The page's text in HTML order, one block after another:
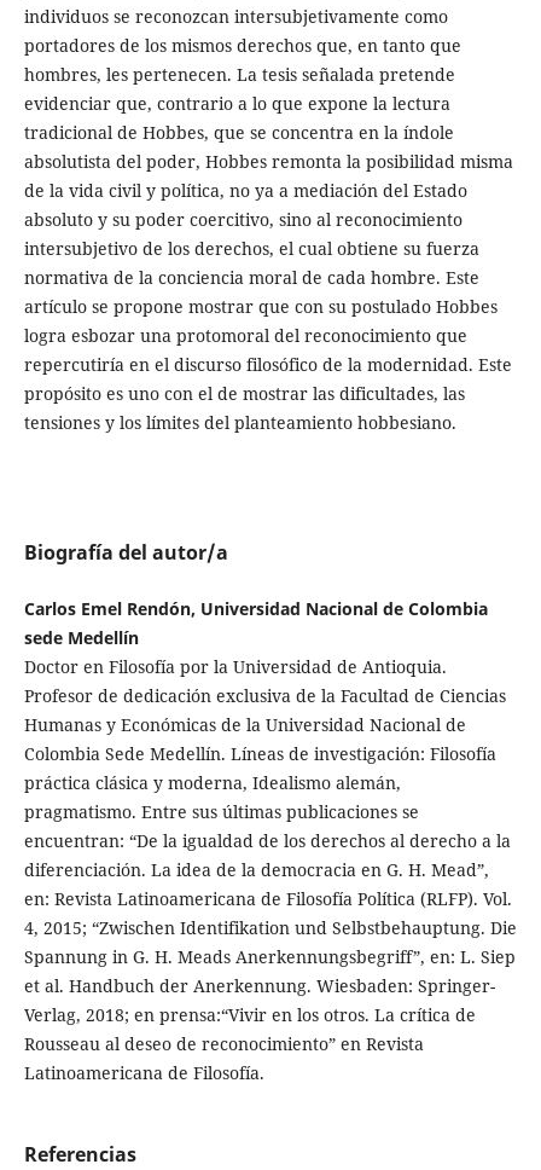
individuos se reconozcan intersubjetivamente como
portadores de los mismos derechos que, en tanto que
hombres, les pertenecen. La tesis señalada pretende
evidenciar que, contrario a lo que expone la lectura
tradicional de Hobbes, que se concentra en la índole
absolutista del poder, Hobbes remonta la posibilidad misma
de la vida civil y política, no ya a mediación del Estado
absoluto y su poder coercitivo, sino al reconocimiento
intersubjetivo de los derechos, el cual obtiene su fuerza
normativa de la conciencia moral de cada hombre. Este
artículo se propone mostrar que con su postulado Hobbes
logra esbozar una protomoral del reconocimiento que
repercutiría en el discurso filosófico de la modernidad. Este
propósito es uno con el de mostrar las dificultades, las
tensiones y los límites del planteamiento hobbesiano.
Biografía del autor/a
Carlos Emel Rendón, Universidad Nacional de Colombia
sede Medellín
Doctor en Filosofía por la Universidad de Antioquia.
Profesor de dedicación exclusiva de la Facultad de Ciencias
Humanas y Económicas de la Universidad Nacional de
Colombia Sede Medellín. Líneas de investigación: Filosofía
práctica clásica y moderna, Idealismo alemán,
pragmatismo. Entre sus últimas publicaciones se
encuentran: “De la igualdad de los derechos al derecho a la
diferenciación. La idea de la democracia en G. H. Mead”,
en: Revista Latinoamericana de Filosofía Política (RLFP). Vol.
4, 2015; “Zwischen Identifikation und Selbstbehauptung. Die
Spannung in G. H. Meads Anerkennungsbegriff”, en: L. Siep
et al. Handbuch der Anerkennung. Wiesbaden: Springer-
Verlag, 2018; en prensa:“Vivir en los otros. La crítica de
Rousseau al deseo de reconocimiento” en Revista
Latinoamericana de Filosofía.
Referencias